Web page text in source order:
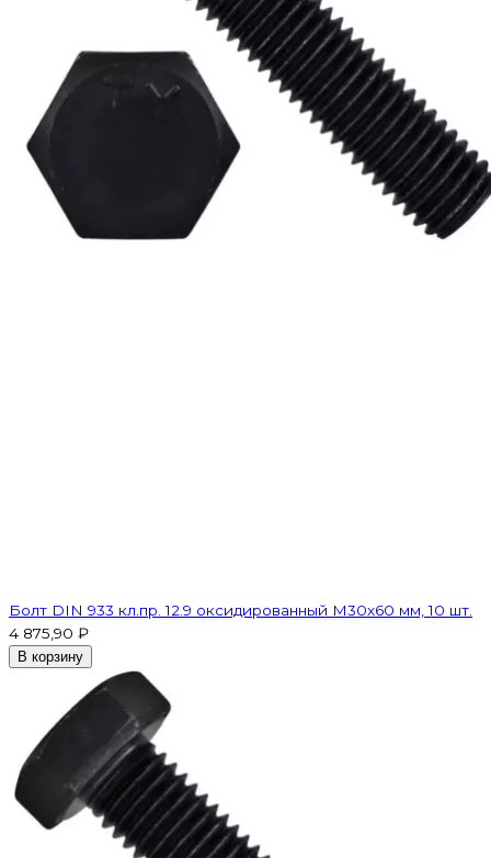
Болт DIN 933 кл.пр. 12.9 оксидированный M30х60 мм, 10 шт.
4 875,90 ₽
В корзину